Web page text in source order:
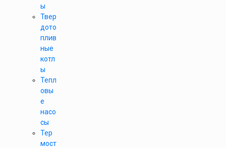
ы
Твер
дото
плив
ные
котл
ы
Тепл
овы
е
насо
сы
Тер
мост